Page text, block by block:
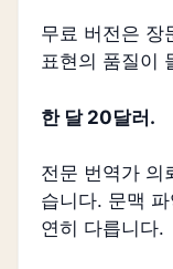
무료 버전은 장
표현의 품질이
한 달 20달러.
전문 번역가 의
습니다. 문맥
연히 다릅니다.